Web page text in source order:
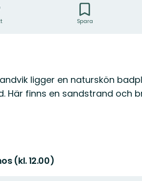
Spara
ligger en naturskön
Här finns en sandstrand och
(kl. 12.00)